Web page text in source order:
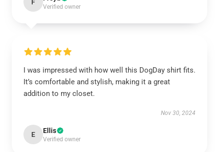
F
Verified owner
I was impressed with how well this DogDay shirt fits.
It’s comfortable and stylish, making it a great
addition to my closet.
Nov 30, 2024
E Ellis
Verified owner